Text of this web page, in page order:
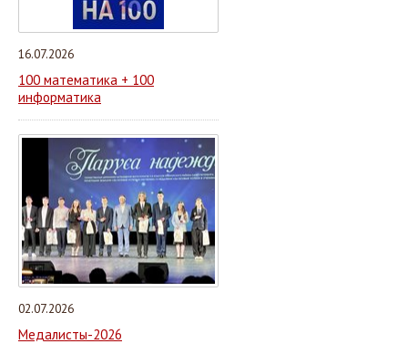
16.07.2026
100 математика + 100
информатика
02.07.2026
Медалисты-2026